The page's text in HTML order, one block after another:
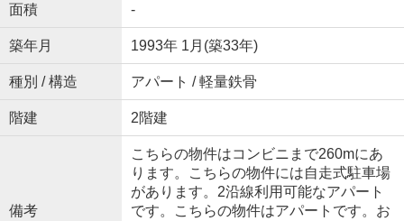
面積 -
築年月 1993年 1月(築33年)
種別 / 構造 アパート / 軽量鉄骨
階建 2階建
備考
こちらの物件はコンビニまで260mにあ
ります。こちらの物件には自走式駐車場
があります。2沿線利用可能なアパート
です。こちらの物件はアパートです。お